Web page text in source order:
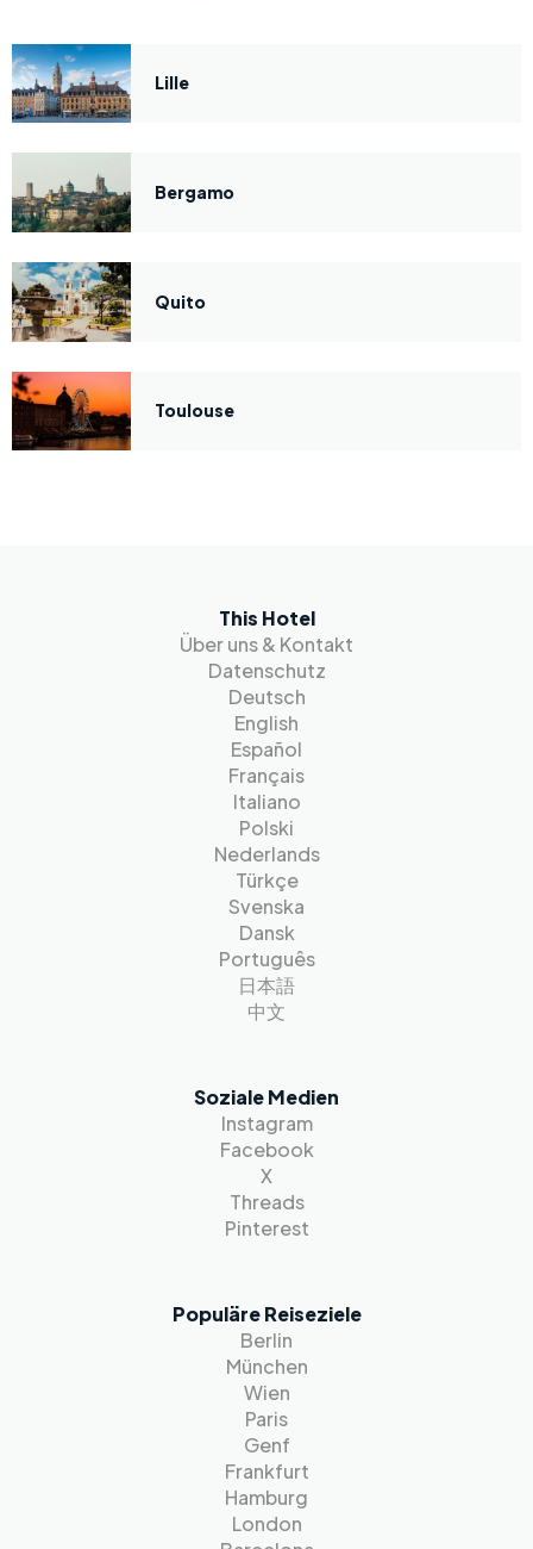
Lille
Bergamo
Quito
Toulouse
This Hotel
Über uns & Kontakt
Datenschutz
Deutsch
English
Español
Français
Italiano
Polski
Nederlands
Türkçe
Svenska
Dansk
Português
日本語
中文
Soziale Medien
Instagram
Facebook
X
Threads
Pinterest
Populäre Reiseziele
Berlin
München
Wien
Paris
Genf
Frankfurt
Hamburg
London